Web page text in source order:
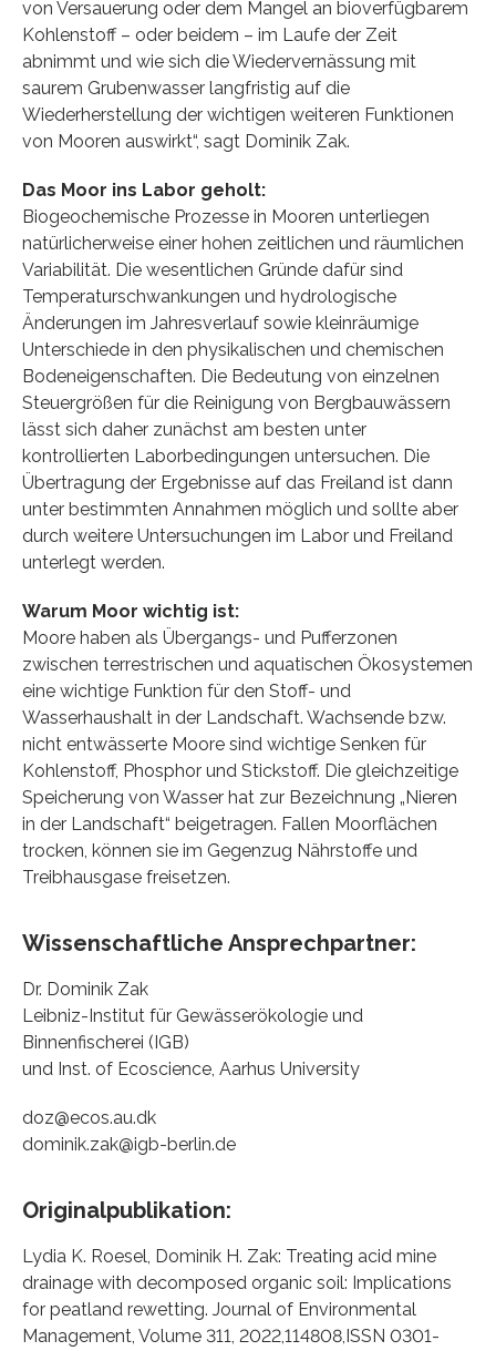
von Versauerung oder dem Mangel an bioverfügbarem
Kohlenstoff – oder beidem – im Laufe der Zeit
abnimmt und wie sich die Wiedervernässung mit
saurem Grubenwasser langfristig auf die
Wiederherstellung der wichtigen weiteren Funktionen
von Mooren auswirkt“, sagt Dominik Zak.
Das Moor ins Labor geholt:
Biogeochemische Prozesse in Mooren unterliegen
natürlicherweise einer hohen zeitlichen und räumlichen
Variabilität. Die wesentlichen Gründe dafür sind
Temperaturschwankungen und hydrologische
Änderungen im Jahresverlauf sowie kleinräumige
Unterschiede in den physikalischen und chemischen
Bodeneigenschaften. Die Bedeutung von einzelnen
Steuergrößen für die Reinigung von Bergbauwässern
lässt sich daher zunächst am besten unter
kontrollierten Laborbedingungen untersuchen. Die
Übertragung der Ergebnisse auf das Freiland ist dann
unter bestimmten Annahmen möglich und sollte aber
durch weitere Untersuchungen im Labor und Freiland
unterlegt werden.
Warum Moor wichtig ist:
Moore haben als Übergangs- und Pufferzonen
zwischen terrestrischen und aquatischen Ökosystemen
eine wichtige Funktion für den Stoff- und
Wasserhaushalt in der Landschaft. Wachsende bzw.
nicht entwässerte Moore sind wichtige Senken für
Kohlenstoff, Phosphor und Stickstoff. Die gleichzeitige
Speicherung von Wasser hat zur Bezeichnung „Nieren
in der Landschaft“ beigetragen. Fallen Moorflächen
trocken, können sie im Gegenzug Nährstoffe und
Treibhausgase freisetzen.
Wissenschaftliche Ansprechpartner:
Dr. Dominik Zak
Leibniz-Institut für Gewässerökologie und
Binnenfischerei (IGB)
und Inst. of Ecoscience, Aarhus University
doz@ecos.au.dk
dominik.zak@igb-berlin.de
Originalpublikation:
Lydia K. Roesel, Dominik H. Zak: Treating acid mine
drainage with decomposed organic soil: Implications
for peatland rewetting. Journal of Environmental
Management, Volume 311, 2022,114808,ISSN 0301-